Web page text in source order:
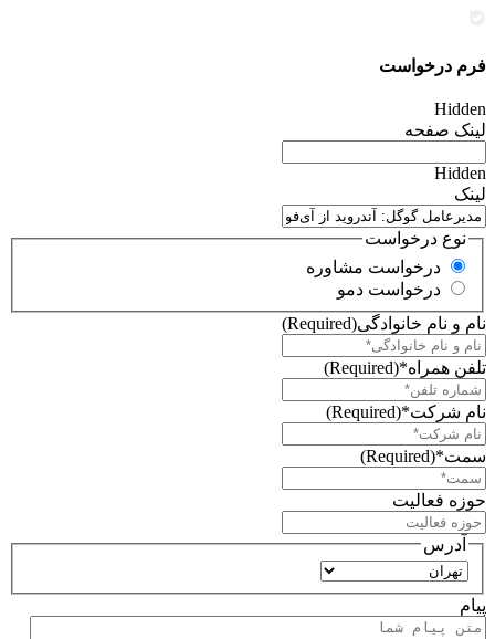
فرم درخواست
Hidden
لینک صفحه
Hidden
لینک
نوع درخواست
درخواست مشاوره
درخواست دمو
نام و نام خانوادگی(Required)
تلفن همراه*(Required)
نام شرکت*(Required)
سمت*(Required)
حوزه فعالیت
آدرس
استان
پیام